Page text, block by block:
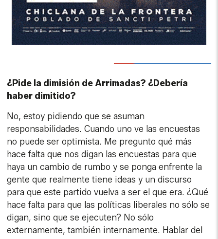
¿Pide la dimisión de Arrimadas? ¿Debería
haber dimitido?
No, estoy pidiendo que se asuman
responsabilidades. Cuando uno ve las encuestas
no puede ser optimista. Me pregunto qué más
hace falta que nos digan las encuestas para que
haya un cambio de rumbo y se ponga enfrente la
gente que realmente tiene ideas y un discurso
para que este partido vuelva a ser el que era. ¿Qué
hace falta para que las políticas liberales no sólo se
digan, sino que se ejecuten? No sólo
externamente, también internamente. Hablar del